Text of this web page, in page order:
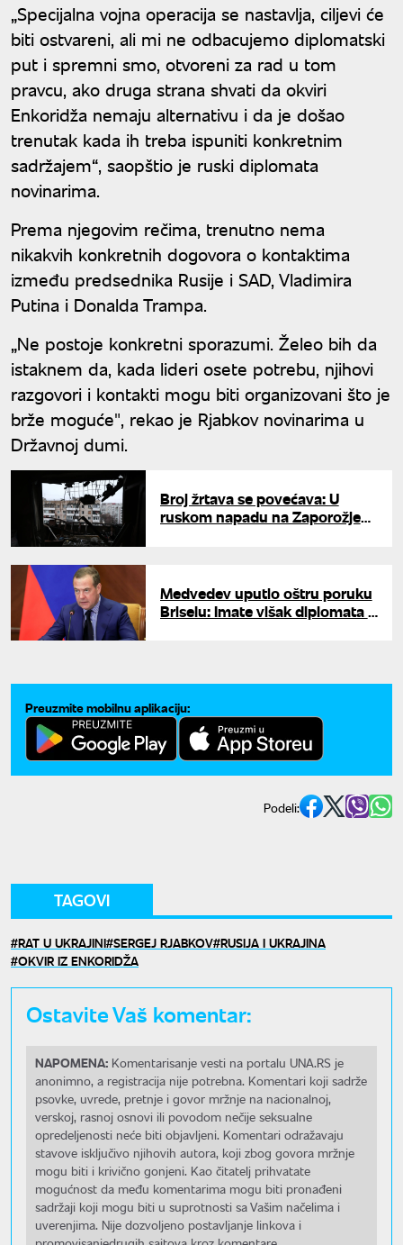
„Specijalna vojna operacija se nastavlja, ciljevi će
biti ostvareni, ali mi ne odbacujemo diplomatski
put i spremni smo, otvoreni za rad u tom
pravcu, ako druga strana shvati da okviri
Enkoridža nemaju alternativu i da je došao
trenutak kada ih treba ispuniti konkretnim
sadržajem“, saopštio je ruski diplomata
novinarima.
Prema njegovim rečima, trenutno nema
nikakvih konkretnih dogovora o kontaktima
između predsednika Rusije i SAD, Vladimira
Putina i Donalda Trampa.
„Ne postoje konkretni sporazumi. Želeo bih da
istaknem da, kada lideri osete potrebu, njihovi
razgovori i kontakti mogu biti organizovani što je
brže moguće", rekao je Rjabkov novinarima u
Državnoj dumi.
Broj žrtava se povećava: U
ruskom napadu na Zaporožje
Medvedev uputio oštru poruku
Briselu: Imate višak diplomata u
Preuzmite mobilnu aplikaciju:
Podeli:
TAGOVI
RAT U UKRAJINI SERGEJ RJABKOV RUSIJA I UKRAJINA
OKVIR IZ ENKORIDŽA
Ostavite Vaš komentar:
NAPOMENA: Komentarisanje vesti na portalu UNA.RS je
anonimno, a registracija nije potrebna. Komentari koji sadrže
psovke, uvrede, pretnje i govor mržnje na nacionalnoj,
verskoj, rasnoj osnovi ili povodom nečije seksualne
opredeljenosti neće biti objavljeni. Komentari odražavaju
stavove isključivo njihovih autora, koji zbog govora mržnje
mogu biti i krivično gonjeni. Kao čitatelj prihvatate
mogućnost da među komentarima mogu biti pronađeni
sadržaji koji mogu biti u suprotnosti sa Vašim načelima i
uverenjima. Nije dozvoljeno postavljanje linkova i